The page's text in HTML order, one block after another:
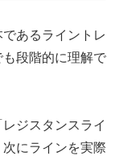
あるライントレ
段階的に理解で
ジスタンスライ
にラインを実際